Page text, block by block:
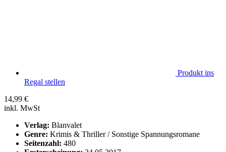
Produkt ins
Regal stellen
14,99 €
inkl. MwSt
Verlag: Blanvalet
Genre: Krimis & Thriller / Sonstige Spannungsromane
Seitenzahl: 480